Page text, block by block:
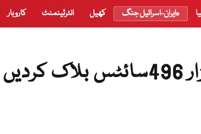
ایران-اسرائیل جنگ کھیل انٹرٹینمنٹ کاروبار